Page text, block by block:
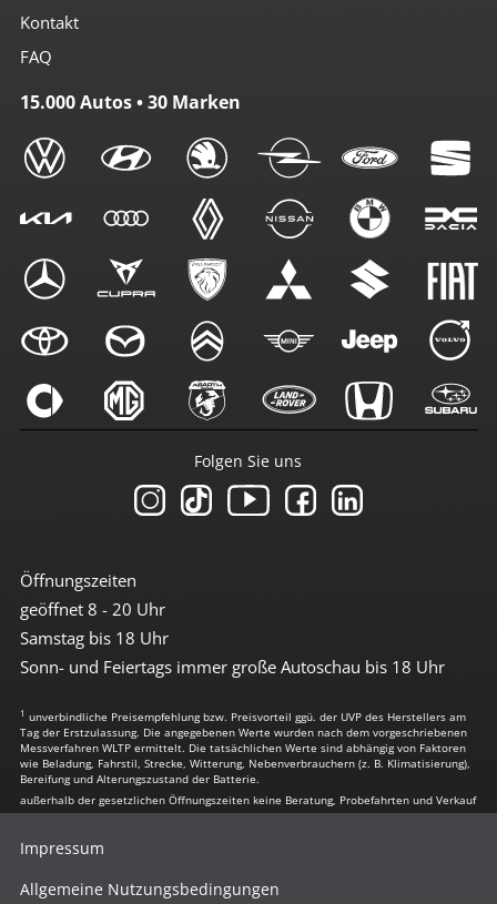
Kontakt
FAQ
15.000 Autos • 30 Marken
Öffnungszeiten
geöffnet 8 - 20 Uhr
Samstag bis 18 Uhr
Sonn- und Feiertags immer große Autoschau bis 18 Uhr
Folgen Sie uns
1 unverbindliche Preisempfehlung bzw. Preisvorteil ggü. der UVP des Herstellers am
Tag der Erstzulassung. Die angegebenen Werte wurden nach dem vorgeschriebenen
Messverfahren WLTP ermittelt. Die tatsächlichen Werte sind abhängig von Faktoren
wie Beladung, Fahrstil, Strecke, Witterung, Nebenverbrauchern (z. B. Klimatisierung),
Bereifung und Alterungszustand der Batterie.
außerhalb der gesetzlichen Öffnungszeiten keine Beratung, Probefahrten und Verkauf
Impressum
Allgemeine Nutzungsbedingungen